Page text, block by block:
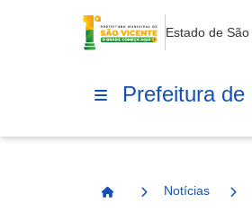
Estado de
Prefeitura
Página Inicial
Notícias